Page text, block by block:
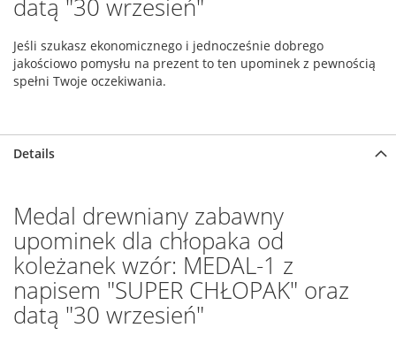
datą "30 wrzesień"
Jeśli szukasz ekonomicznego i jednocześnie dobrego
jakościowo pomysłu na prezent to ten upominek z pewnością
spełni Twoje oczekiwania.
Details
Medal drewniany zabawny
upominek dla chłopaka od
koleżanek wzór: MEDAL-1 z
napisem "SUPER CHŁOPAK" oraz
datą "30 wrzesień"